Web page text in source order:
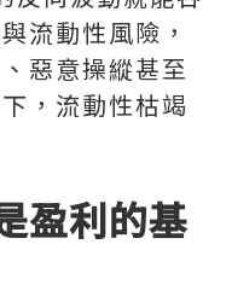
流動性風險，
惡意操縱甚至
，流動性枯竭
盈利的基